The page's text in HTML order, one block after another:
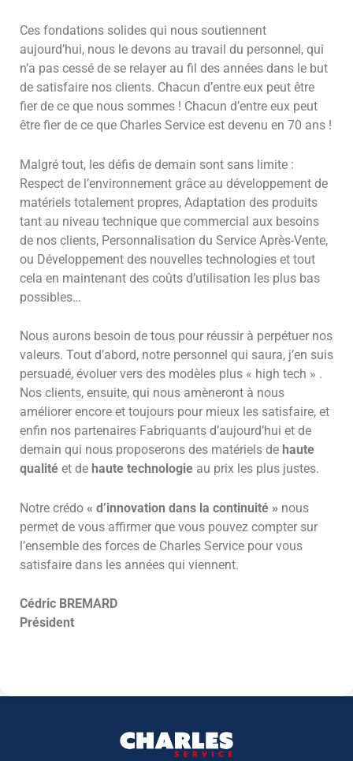
Ces fondations solides qui nous soutiennent
aujourd’hui, nous le devons au travail du personnel, qui
n’a pas cessé de se relayer au fil des années dans le but
de satisfaire nos clients. Chacun d’entre eux peut être
fier de ce que nous sommes ! Chacun d’entre eux peut
être fier de ce que Charles Service est devenu en 70 ans !
Malgré tout, les défis de demain sont sans limite :
Respect de l’environnement grâce au développement de
matériels totalement propres, Adaptation des produits
tant au niveau technique que commercial aux besoins
de nos clients, Personnalisation du Service Après-Vente,
ou Développement des nouvelles technologies et tout
cela en maintenant des coûts d’utilisation les plus bas
possibles…
Nous aurons besoin de tous pour réussir à perpétuer nos
valeurs. Tout d’abord, notre personnel qui saura, j’en suis
persuadé, évoluer vers des modèles plus « high tech » .
Nos clients, ensuite, qui nous amèneront à nous
améliorer encore et toujours pour mieux les satisfaire, et
enfin nos partenaires Fabriquants d’aujourd’hui et de
demain qui nous proposerons des matériels de haute
qualité et de haute technologie au prix les plus justes.
Notre crédo « d’innovation dans la continuité » nous
permet de vous affirmer que vous pouvez compter sur
l’ensemble des forces de Charles Service pour vous
satisfaire dans les années qui viennent.
Cédric BREMARD
Président